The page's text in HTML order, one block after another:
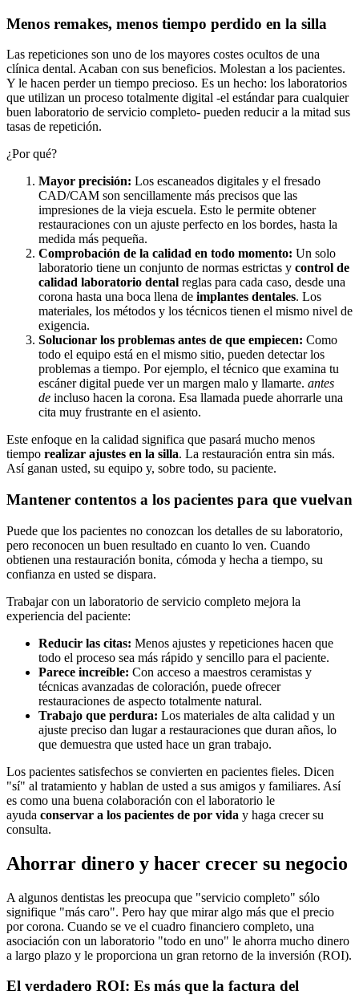
Menos remakes, menos tiempo perdido en la silla
Las repeticiones son uno de los mayores costes ocultos de una
clínica dental. Acaban con sus beneficios. Molestan a los pacientes.
Y le hacen perder un tiempo precioso. Es un hecho: los laboratorios
que utilizan un proceso totalmente digital -el estándar para cualquier
buen laboratorio de servicio completo- pueden reducir a la mitad sus
tasas de repetición.
¿Por qué?
Mayor precisión: Los escaneados digitales y el fresado
CAD/CAM son sencillamente más precisos que las
impresiones de la vieja escuela. Esto le permite obtener
restauraciones con un ajuste perfecto en los bordes, hasta la
medida más pequeña.
Comprobación de la calidad en todo momento: Un solo
laboratorio tiene un conjunto de normas estrictas y control de
calidad laboratorio dental reglas para cada caso, desde una
corona hasta una boca llena de implantes dentales. Los
materiales, los métodos y los técnicos tienen el mismo nivel de
exigencia.
Solucionar los problemas antes de que empiecen: Como
todo el equipo está en el mismo sitio, pueden detectar los
problemas a tiempo. Por ejemplo, el técnico que examina tu
escáner digital puede ver un margen malo y llamarte. antes
de incluso hacen la corona. Esa llamada puede ahorrarle una
cita muy frustrante en el asiento.
Este enfoque en la calidad significa que pasará mucho menos
tiempo realizar ajustes en la silla. La restauración entra sin más.
Así ganan usted, su equipo y, sobre todo, su paciente.
Mantener contentos a los pacientes para que vuelvan
Puede que los pacientes no conozcan los detalles de su laboratorio,
pero reconocen un buen resultado en cuanto lo ven. Cuando
obtienen una restauración bonita, cómoda y hecha a tiempo, su
confianza en usted se dispara.
Trabajar con un laboratorio de servicio completo mejora la
experiencia del paciente:
Reducir las citas: Menos ajustes y repeticiones hacen que
todo el proceso sea más rápido y sencillo para el paciente.
Parece increíble: Con acceso a maestros ceramistas y
técnicas avanzadas de coloración, puede ofrecer
restauraciones de aspecto totalmente natural.
Trabajo que perdura: Los materiales de alta calidad y un
ajuste preciso dan lugar a restauraciones que duran años, lo
que demuestra que usted hace un gran trabajo.
Los pacientes satisfechos se convierten en pacientes fieles. Dicen
"sí" al tratamiento y hablan de usted a sus amigos y familiares. Así
es como una buena colaboración con el laboratorio le
ayuda conservar a los pacientes de por vida y haga crecer su
consulta.
Ahorrar dinero y hacer crecer su negocio
A algunos dentistas les preocupa que "servicio completo" sólo
signifique "más caro". Pero hay que mirar algo más que el precio
por corona. Cuando se ve el cuadro financiero completo, una
asociación con un laboratorio "todo en uno" le ahorra mucho dinero
a largo plazo y le proporciona un gran retorno de la inversión (ROI).
El verdadero ROI: Es más que la factura del